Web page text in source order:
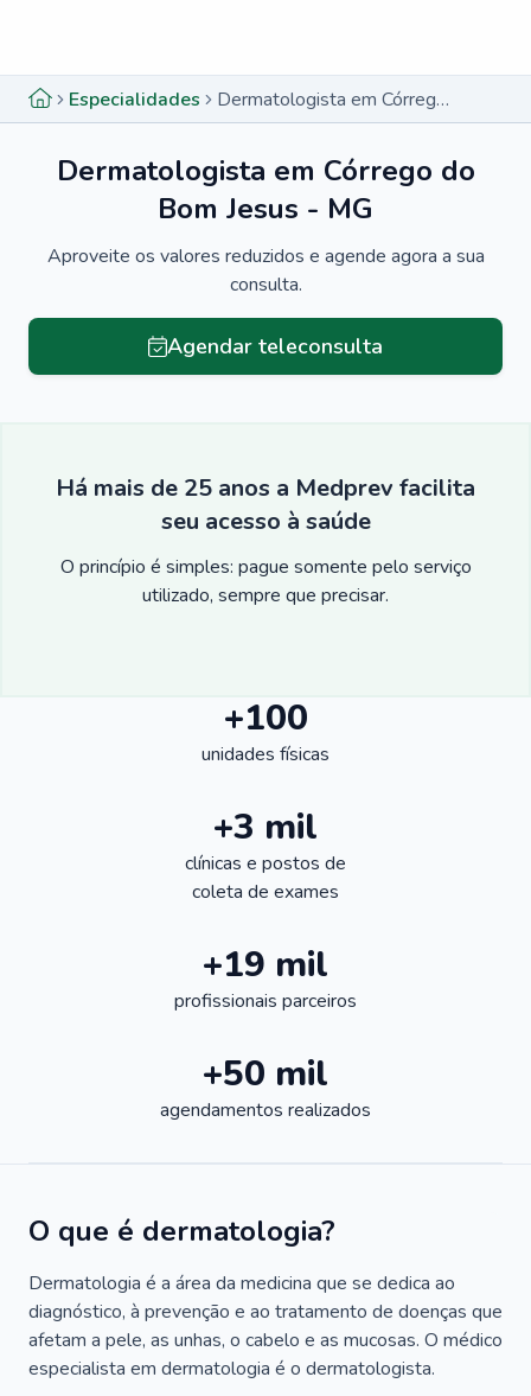
Especialidades Dermatologista em Córrego do Bom Jesus - MG
Dermatologista em Córrego do
Bom Jesus - MG
Aproveite os valores reduzidos e agende agora a sua
consulta.
Agendar teleconsulta
Há mais de 25 anos a Medprev facilita
seu acesso à saúde
O princípio é simples: pague somente pelo serviço
utilizado, sempre que precisar.
+100
unidades físicas
+3 mil
clínicas e postos de
coleta de exames
+19 mil
profissionais parceiros
+50 mil
agendamentos realizados
O que é dermatologia?
Dermatologia é a área da medicina que se dedica ao
diagnóstico, à prevenção e ao tratamento de doenças que
afetam a pele, as unhas, o cabelo e as mucosas. O médico
especialista em dermatologia é o dermatologista.